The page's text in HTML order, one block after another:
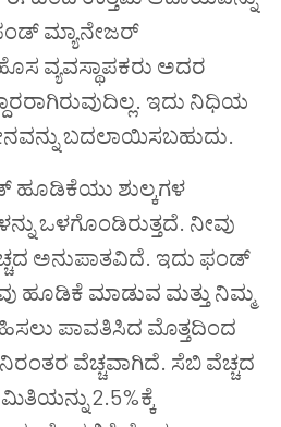
ಮ್ಯಾನೇಜರ್
ವ್ಯವಸ್ಥಾಪಕರು ಅದರ
ಇದು ನಿಧಿಯ
ಬದಲಾಯಿಸಬಹುದು.
ಹೂಡಿಕೆಯು ಶುಲ್ಕಗಳ
ಒಳಗೊಂಡಿರುತ್ತದೆ. ನೀವು
ಅನುಪಾತವಿದೆ. ಇದು ಫಂಡ್
ಹೂಡಿಕೆ ಮಾಡುವ ಮತ್ತು ನಿಮ್ಮ
ಪಾವತಿಸಿದ ಮೊತ್ತದಿಂದ
ವೆಚ್ಚವಾಗಿದೆ. ಸೆಬಿ ವೆಚ್ಚದ
2.5%ಕ್ಕೆ